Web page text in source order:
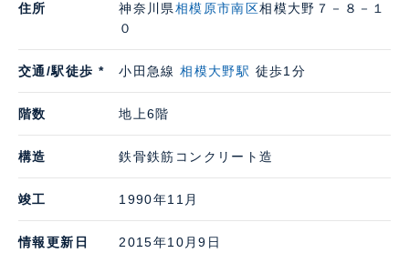
住所 神奈川県相模原市南区相模大野７－８－１
０
交通/駅徒歩 * 小田急線相模大野駅 徒歩1分
階数 地上6階
構造 鉄骨鉄筋コンクリート造
竣工 1990年11月
情報更新日 2015年10月9日